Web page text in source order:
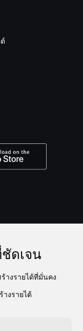
ดเจน
างรายได้ที่มั่นคง
งรายได้